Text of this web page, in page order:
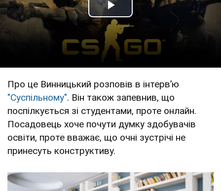
Play Video
Про це Винницький розповів в інтервʼю
"Суспільному". Він також запевнив, що
поспілкується зі студентами, проте онлайн.
Посадовець хоче почути думку здобувачів
освіти, проте вважає, що очні зустрічі не
принесуть конструктиву.